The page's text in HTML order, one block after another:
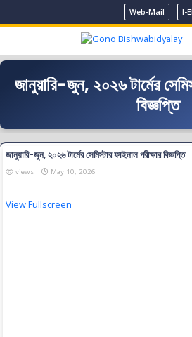
Web-Mail I-
জানুয়ারি-জুন, ২০২৬ টার্মের
বিজ্ঞপ্তি
জানুয়ারি-জুন, ২০২৬ টার্মের সেমিস্টার ফাইনাল পরীক্ষার বিজ্ঞপ্তি
views May 10, 2026
View Fullscreen